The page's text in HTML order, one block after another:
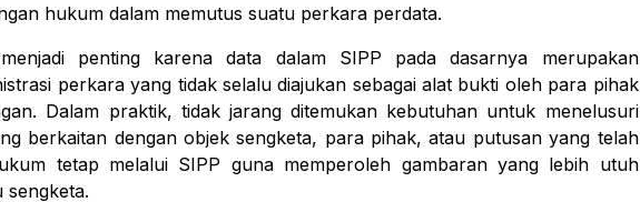
hukum dalam memutus suatu perkara perdata.
penting karena data dalam SIPP pada dasarnya merupakan
perkara yang tidak selalu diajukan sebagai alat bukti oleh para pihak
Dalam praktik, tidak jarang ditemukan kebutuhan untuk menelusuri
berkaitan dengan objek sengketa, para pihak, atau putusan yang telah
tetap melalui SIPP guna memperoleh gambaran yang lebih utuh
sengketa.